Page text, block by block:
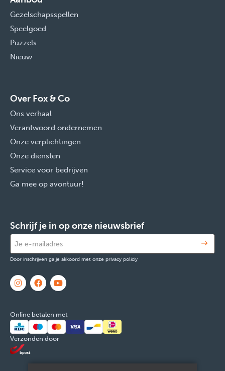
Gezelschapsspellen
Speelgoed
Puzzels
Nieuw
Over Fox & Co
Ons verhaal
Verantwoord ondernemen
Onze verplichtingen
Onze diensten
Service voor bedrijven
Ga mee op avontuur!
Schrijf je in op onze nieuwsbrief
Door inschrijven ga je akkoord met onze privacy policiy
Online betalen met
Verzonden door